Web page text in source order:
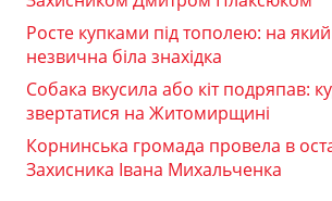
Росте купками під тополею: на
незвична біла знахідка
Собака вкусила або кіт подряпав:
звертатися на Житомирщині
Корнинська громада провела в
Захисника Івана Михальченка